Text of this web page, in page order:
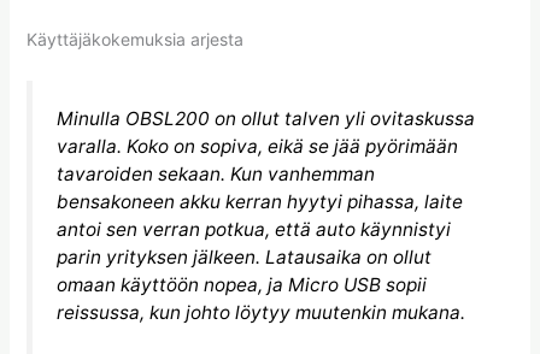
Käyttäjäkokemuksia arjesta
Minulla OBSL200 on ollut talven yli ovitaskussa
varalla. Koko on sopiva, eikä se jää pyörimään
tavaroiden sekaan. Kun vanhemman
bensakoneen akku kerran hyytyi pihassa, laite
antoi sen verran potkua, että auto käynnistyi
parin yrityksen jälkeen. Latausaika on ollut
omaan käyttöön nopea, ja Micro USB sopii
reissussa, kun johto löytyy muutenkin mukana.